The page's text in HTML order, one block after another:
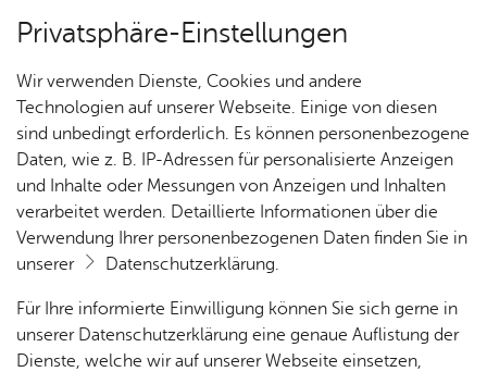
Kartenansicht
Privatsphäre-Einstellungen
Wir verwenden Dienste, Cookies und andere
Technologien auf unserer Webseite. Einige von diesen
sind unbedingt erforderlich. Es können personenbezogene
Daten, wie z. B. IP-Adressen für personalisierte Anzeigen
und Inhalte oder Messungen von Anzeigen und Inhalten
verarbeitet werden. Detaillierte Informationen über die
Verwendung Ihrer personenbezogenen Daten finden Sie in
unserer
Datenschutzerklärung.
Für Ihre informierte Einwilligung können Sie sich gerne in
unserer Datenschutzerklärung eine genaue Auflistung der
Dienste, welche wir auf unserer Webseite einsetzen,